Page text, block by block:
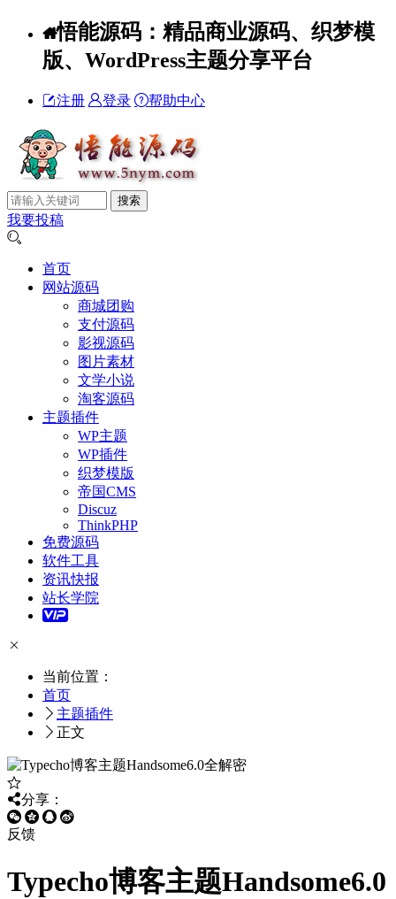
悟能源码：精品商业源码、织梦模
版、WordPress主题分享平台
注册 登录 帮助中心
我要投稿
首页
网站源码
商城团购
支付源码
影视源码
图片素材
文学小说
淘客源码
主题插件
WP主题
WP插件
织梦模版
帝国CMS
Discuz
ThinkPHP
免费源码
软件工具
资讯快报
站长学院
当前位置：
首页
主题插件
正文
分享：
反馈
Typecho博客主题Handsome6.0